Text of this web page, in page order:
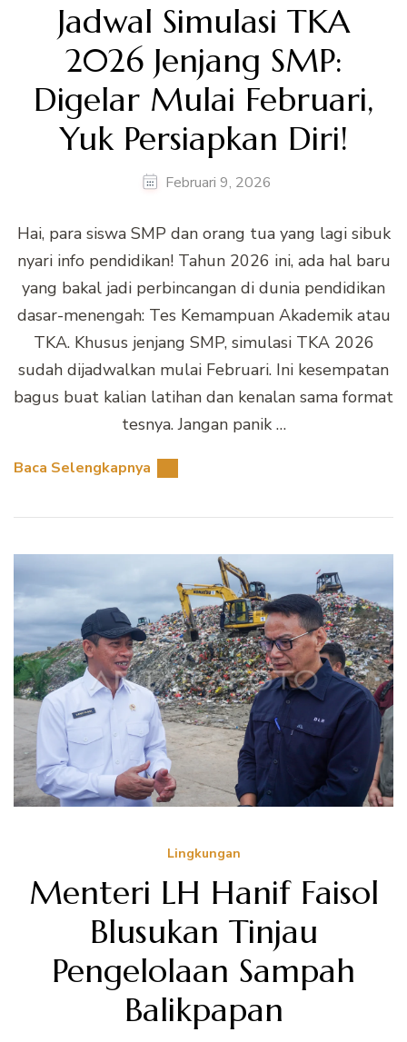
Jadwal Simulasi TKA
2026 Jenjang SMP:
Digelar Mulai Februari,
Yuk Persiapkan Diri!
Februari 9, 2026
Hai, para siswa SMP dan orang tua yang lagi sibuk
nyari info pendidikan! Tahun 2026 ini, ada hal baru
yang bakal jadi perbincangan di dunia pendidikan
dasar-menengah: Tes Kemampuan Akademik atau
TKA. Khusus jenjang SMP, simulasi TKA 2026
sudah dijadwalkan mulai Februari. Ini kesempatan
bagus buat kalian latihan dan kenalan sama format
tesnya. Jangan panik …
Baca Selengkapnya
Lingkungan
Menteri LH Hanif Faisol
Blusukan Tinjau
Pengelolaan Sampah
Balikpapan